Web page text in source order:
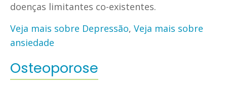
doenças limitantes co-existentes.
Veja mais sobre Depressão, Veja mais sobre
ansiedade
Osteoporose